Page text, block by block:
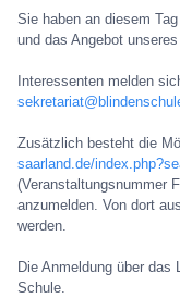
Sie haben an diesem
und das Angebot
Interessenten melden
Zusätzlich besteht die
saarland.de/
(Veranstaltungsnummer
anzumelden. Von dort
werden.
Die Anmeldung über
Schule.